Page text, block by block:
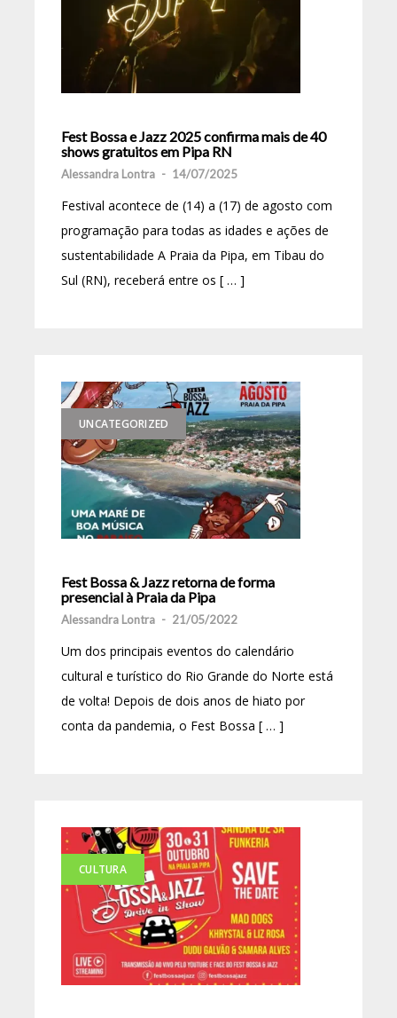
Fest Bossa e Jazz 2025 confirma mais de 40
shows gratuitos em Pipa RN
Alessandra Lontra - 14/07/2025
Festival acontece de (14) a (17) de agosto com
programação para todas as idades e ações de
sustentabilidade A Praia da Pipa, em Tibau do
Sul (RN), receberá entre os [ … ]
UNCATEGORIZED
Fest Bossa & Jazz retorna de forma
presencial à Praia da Pipa
Alessandra Lontra - 21/05/2022
Um dos principais eventos do calendário
cultural e turístico do Rio Grande do Norte está
de volta! Depois de dois anos de hiato por
conta da pandemia, o Fest Bossa [ … ]
CULTURA